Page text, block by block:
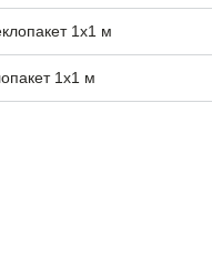
1х1 м
1х1 м